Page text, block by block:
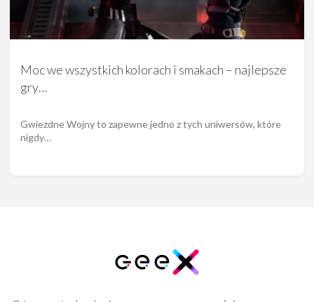
Moc we wszystkich kolorach i smakach – najlepsze
gry…
Gwiezdne Wojny to zapewne jedno z tych uniwersów, które
nigdy…